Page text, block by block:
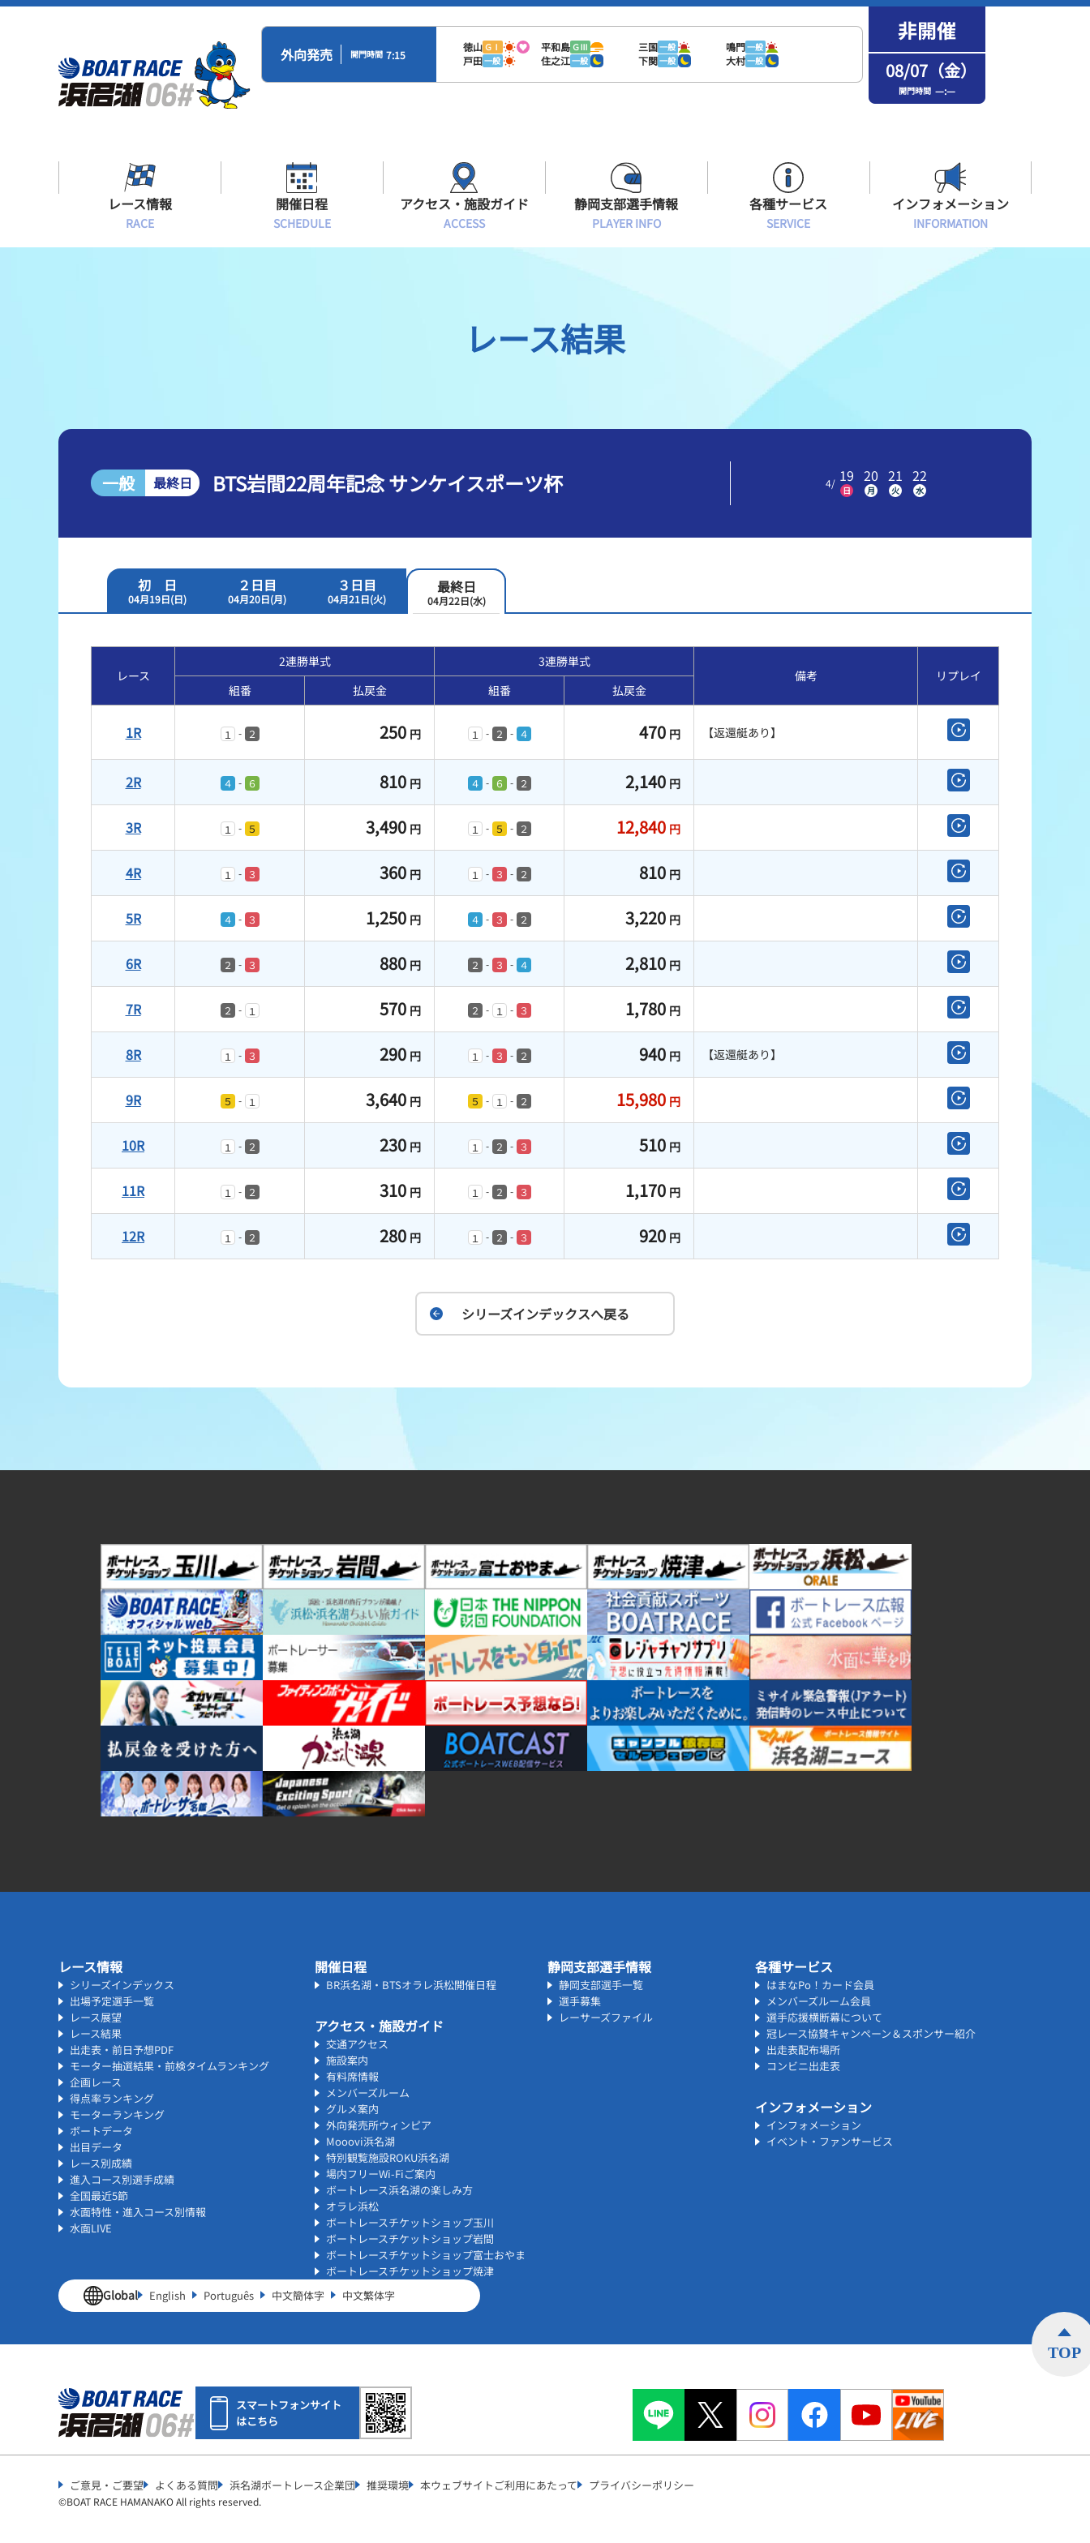
外向発売 開門時間 7:15
徳山 ＧⅠ 平和島 ＧⅢ 三国一般 鳴門一般
戸田一般 住之江一般 下関一般 大村一般 08/07（金）
開門時間 —:—
レース情報
RACE
モーター抽選結果・前検タイムランキング
出目データ
全国最近5節
開催日程
SCHEDULE
アクセス・施設ガイド
ACCESS
有料席情報
外向発売所ウィンピア
場内フリーWi-Fiご案内
ボートレース浜名湖の楽しみ方
オラレ浜松
ボートレースチケットショップ富士おやま
静岡支部選手情報
PLAYER INFO
選手募集
レーサーズファイル
各種サービス
SERVICE
メンバーズルーム会員
選手応援横断幕について
冠レース協賛キャンペーン
コンビニ出走表
インフォメーション
INFORMATION
インフォメーション
レース結果
一般 最終日 BTS岩間22周年記念 サンケイスポーツ杯 4/ 19
日
20
月
21
火
22
水
初 日
04月19日(日)
２日目
04月20日(月)
３日目
04月21日(火)
最終日
04月22日(水)
レース
2連勝単式
3連勝単式
備考
リプレイ
組番
払戻金 組番 払戻金
1R １ - ２ 250 円 １ - ２ - ４ 470 円 【返還艇あり】
2R ４ - ６ 810 円 ４ - ６ - ２ 2,140 円
3R １ - ５ 3,490 円 １ - ５ - ２ 12,840 円
4R １ - ３ 360 円 １ - ３ - ２ 810 円
5R ４ - ３ 1,250 円 ４ - ３ - ２ 3,220 円
6R ２ - ３ 880 円 ２ - ３ - ４ 2,810 円
7R ２ - １ 570 円 ２ - １ - ３ 1,780 円
8R １ - ３ 290 円 １ - ３ - ２ 940 円 【返還艇あり】
9R ５ - １ 3,640 円 ５ - １ - ２ 15,980 円
10R １ - ２ 230 円 １ - ２ - ３ 510 円
11R １ - ２ 310 円 １ - ２ - ３ 1,170 円
12R １ - ２ 280 円 １ - ２ - ３ 920 円
シリーズインデックスへ戻る
レース情報
シリーズインデックス
出場予定選手一覧
レース展望
レース結果
出走表・前日予想PDF
モーター抽選結果・前検タイムランキング
企画レース
得点率ランキング
モーターランキング
ボートデータ
出目データ
レース別成績
進入コース別選手成績
全国最近5節
水面特性・進入コース別情報
水面LIVE
開催日程
BR浜名湖・BTSオラレ浜松開催日程
アクセス・施設ガイド
交通アクセス
施設案内
有料席情報
メンバーズルーム
グルメ案内
外向発売所ウィンピア
Mooovi浜名湖
特別観覧施設ROKU浜名湖
場内フリーWi-Fiご案内
ボートレース浜名湖の楽しみ方
オラレ浜松
ボートレースチケットショップ玉川
ボートレースチケットショップ岩間
ボートレースチケットショップ富士おやま
ボートレースチケットショップ焼津
静岡支部選手情報
静岡支部選手一覧
選手募集
レーサーズファイル
各種サービス
はまなPo！カード会員
メンバーズルーム会員
選手応援横断幕について
冠レース協賛キャンペーン＆スポンサー紹介
出走表配布場所
コンビニ出走表
インフォメーション
インフォメーション
イベント・ファンサービス
Global English Português 中文簡体字 中文繁体字
スマートフォンサイト
はこちら
ご意見・ご要望 よくある質問 浜名湖ボートレース企業団 推奨環境 本ウェブサイトご利用にあたって プライバシーポリシー
©︎BOAT RACE HAMANAKO All rights reserved.